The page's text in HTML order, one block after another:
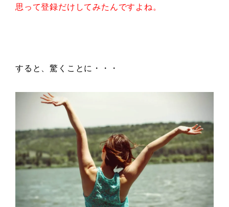
思って登録だけしてみたんですよね。
すると、驚くことに・・・